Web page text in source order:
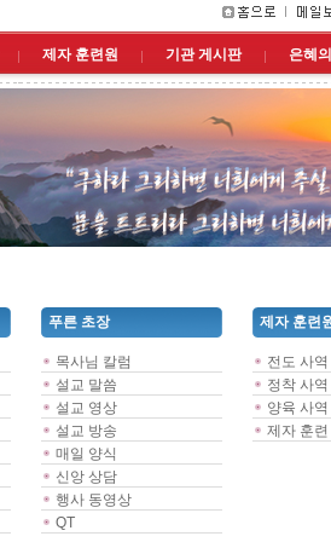
제자 훈련원 기관 게시판 은혜
푸른 초장
목사님 칼럼
설교 말씀
설교 영상
설교 방송
매일 양식
신앙 상담
행사 동영상
QT
제자 훈련
전도 사역
정착 사역
양육 사역
제자 훈련